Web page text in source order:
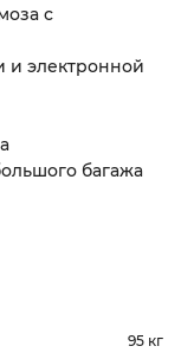
с
и электронной
багажа
95 кг